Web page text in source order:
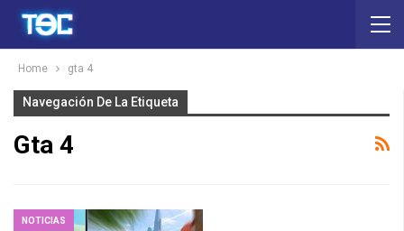
Home gta 4
Navegación De La Etiqueta
Gta 4
NOTICIAS